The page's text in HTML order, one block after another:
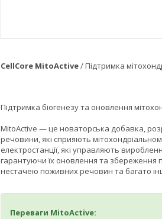
CellCore MitoActive/ Підтримка
Підтримка біогенезу та оновлення
MitoActive — це новаторська добавка,
речовини, які сприяють
електростанції, які управляють
гарантуючи їх оновлення та
нестачею поживних речовин та багато
Переваги MitoActive: